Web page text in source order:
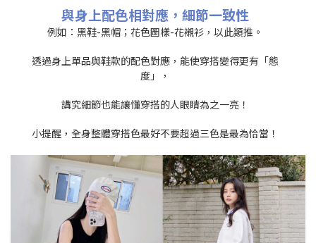
與身上配色相對應，細節一致性
例如：黑鞋-黑帽；花色圖樣-花襯衫，以此類推。
透過身上單品與鞋款的配色對應，能使穿搭變得更有「態
度」，
講究細節也能讓懂穿搭的人眼睛為之一亮！
小提醒，全身整體穿搭色最好不要超過三色是最為恰當！